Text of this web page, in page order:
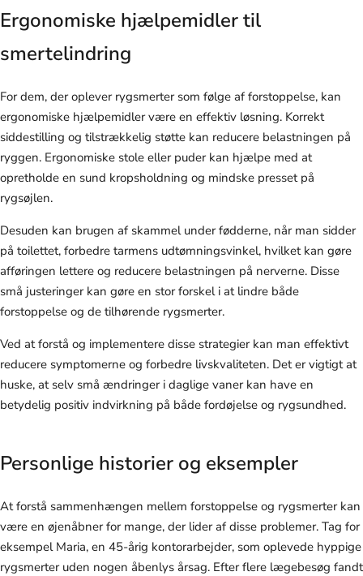
Ergonomiske hjælpemidler til
smertelindring
For dem, der oplever rygsmerter som følge af forstoppelse, kan
ergonomiske hjælpemidler være en effektiv løsning. Korrekt
siddestilling og tilstrækkelig støtte kan reducere belastningen på
ryggen. Ergonomiske stole eller puder kan hjælpe med at
opretholde en sund kropsholdning og mindske presset på
rygsøjlen.
Desuden kan brugen af skammel under fødderne, når man sidder
på toilettet, forbedre tarmens udtømningsvinkel, hvilket kan gøre
afføringen lettere og reducere belastningen på nerverne. Disse
små justeringer kan gøre en stor forskel i at lindre både
forstoppelse og de tilhørende rygsmerter.
Ved at forstå og implementere disse strategier kan man effektivt
reducere symptomerne og forbedre livskvaliteten. Det er vigtigt at
huske, at selv små ændringer i daglige vaner kan have en
betydelig positiv indvirkning på både fordøjelse og rygsundhed.
Personlige historier og eksempler
At forstå sammenhængen mellem forstoppelse og rygsmerter kan
være en øjenåbner for mange, der lider af disse problemer. Tag for
eksempel Maria, en 45-årig kontorarbejder, som oplevede hyppige
rygsmerter uden nogen åbenlys årsag. Efter flere lægebesøg fandt